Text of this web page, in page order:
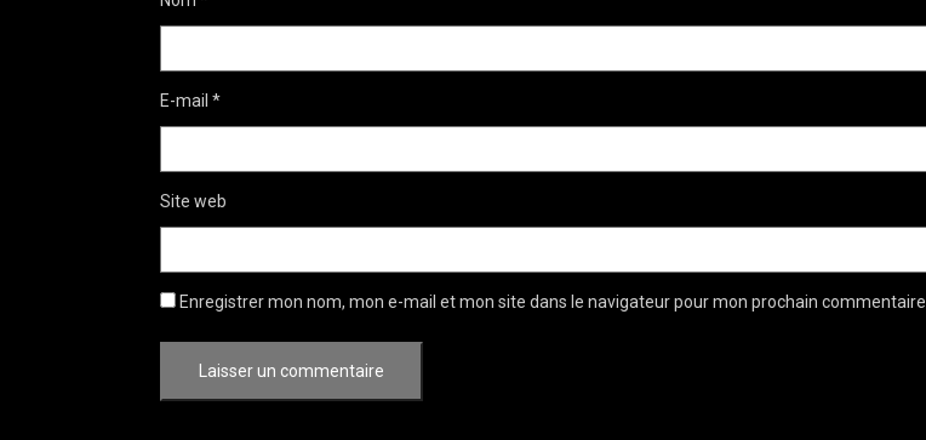
E-mail *
Site web
Enregistrer mon nom, mon e-mail et mon site dans le navigateur pour mon prochain commentaire.